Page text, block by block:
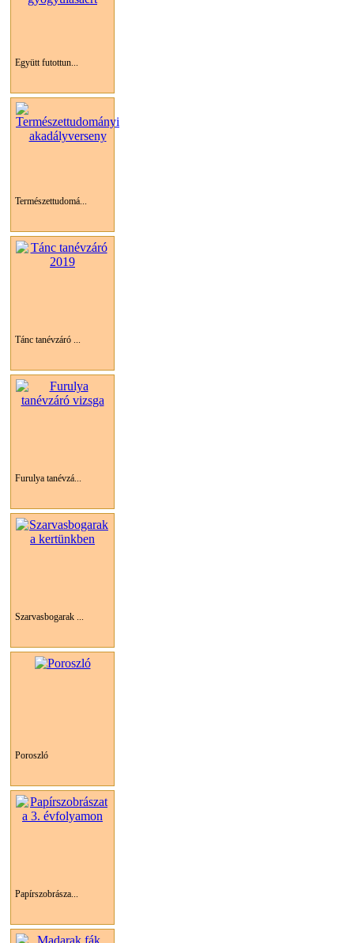
Együtt futottun...
Természettudomá...
Tánc tanévzáró ...
Furulya tanévzá...
Szarvasbogarak ...
Poroszló
Papírszobrásza...